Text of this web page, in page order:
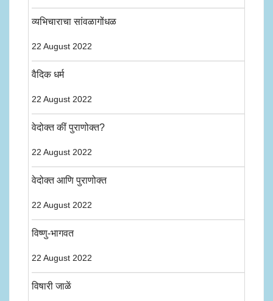
व्यभिचाराचा सांवळागोंधळ
22 August 2022
वैदिक धर्म
22 August 2022
वेदोक्त कीं पुराणोक्त?
22 August 2022
वेदोक्त आणि पुराणोक्त
22 August 2022
विष्णु-भागवत
22 August 2022
विषारी जाळें